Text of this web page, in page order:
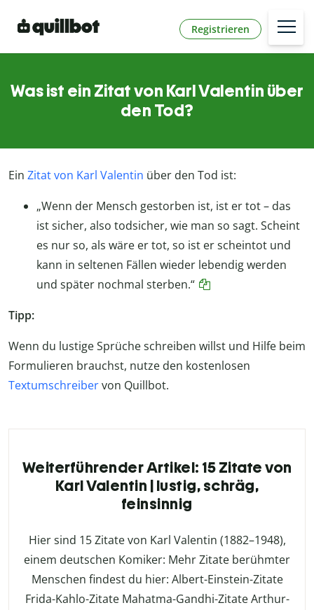
Registrieren
Was ist ein Zitat von Karl Valentin über
den Tod?
Ein Zitat von Karl Valentin über den Tod ist:
„Wenn der Mensch gestorben ist, ist er tot – das
ist sicher, also todsicher, wie man so sagt. Scheint
es nur so, als wäre er tot, so ist er scheintot und
kann in seltenen Fällen wieder lebendig werden
und später nochmal sterben.“
Tipp:
Wenn du lustige Sprüche schreiben willst und Hilfe beim
Formulieren brauchst, nutze den kostenlosen
Textumschreibervon Quillbot.
Weiterführender Artikel: 15 Zitate von
Karl Valentin | lustig, schräg,
feinsinnig
Hier sind 15 Zitate von Karl Valentin (1882–1948),
einem deutschen Komiker: Mehr Zitate berühmter
Menschen findest du hier: Albert-Einstein-Zitate
Frida-Kahlo-Zitate Mahatma-Gandhi-Zitate Arthur-